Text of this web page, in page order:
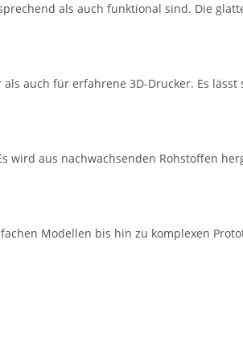
als auch funktional sind. Die
auch für erfahrene 3D-Drucker. Es
wird aus nachwachsenden Rohstoffen
Modellen bis hin zu komplexen